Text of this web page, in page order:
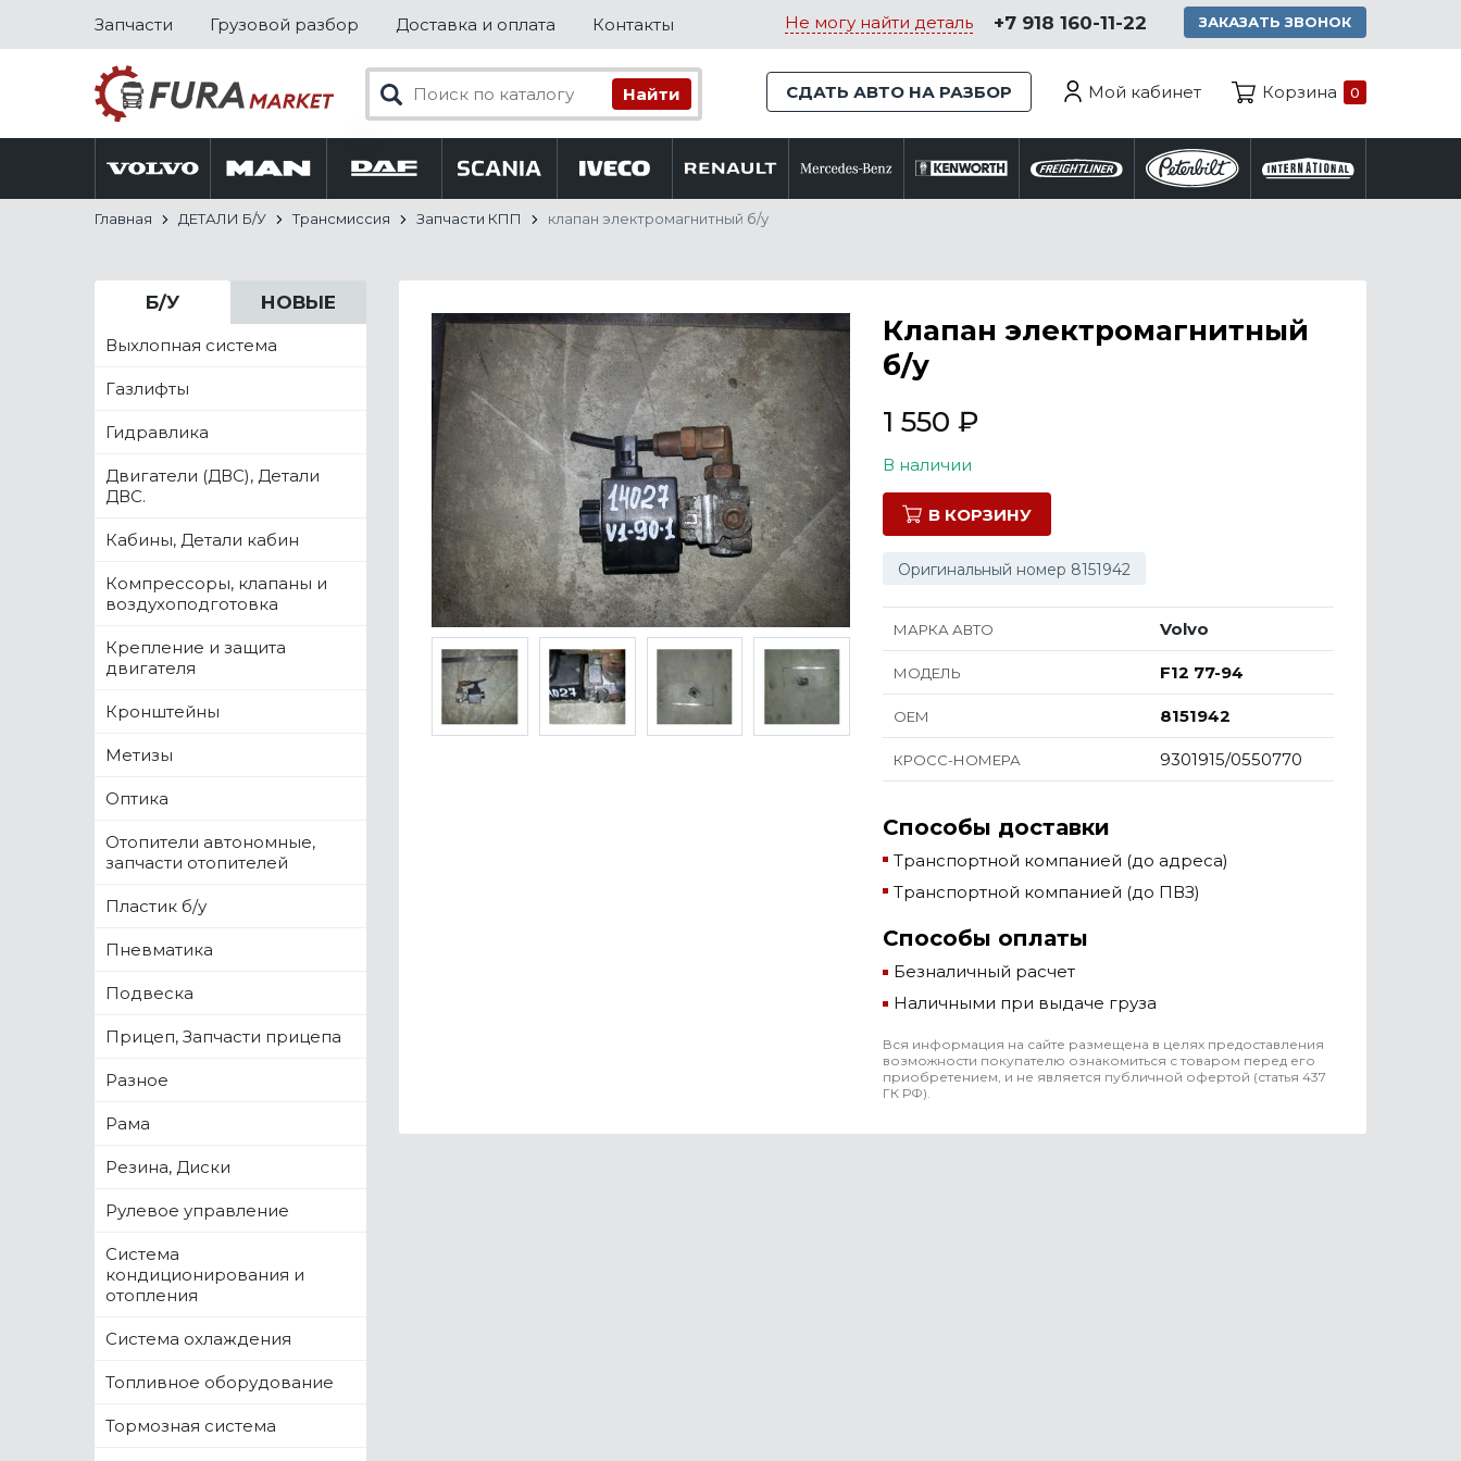
Запчасти Грузовой разбор Доставка и оплата Контакты Не могу найти деталь +7 918 160-11-22 ЗАКАЗАТЬ ЗВОНОК
СДАТЬ АВТО НА РАЗБОР Мой кабинет Корзина 0
Главная ДЕТАЛИ Б/У Трансмиссия Запчасти КПП клапан электромагнитный б/у
Б/У НОВЫЕ
Выхлопная система
Газлифты
Гидравлика
Двигатели (ДВС), Детали
ДВС.
Кабины, Детали кабин
Компрессоры, клапаны и
воздухоподготовка
Крепление и защита
двигателя
Кронштейны
Метизы
Оптика
Отопители автономные,
запчасти отопителей
Пластик б/у
Пневматика
Подвеска
Прицеп, Запчасти прицепа
Разное
Рама
Резина, Диски
Рулевое управление
Система
кондиционирования и
отопления
Система охлаждения
Топливное оборудование
Тормозная система
Клапан электромагнитный
б/у
1 550 ₽
В наличии
В КОРЗИНУ
Оригинальный номер 8151942
МАРКА АВТО Volvo
МОДЕЛЬ F12 77-94
ОЕМ 8151942
КРОСС-НОМЕРА 9301915/0550770
Способы доставки
Транспортной компанией (до адреса)
Транспортной компанией (до ПВЗ)
Способы оплаты
Безналичный расчет
Наличными при выдаче груза
Вся информация на сайте размещена в целях предоставления
возможности покупателю ознакомиться с товаром перед его
приобретением, и не является публичной офертой (статья 437
ГК РФ).